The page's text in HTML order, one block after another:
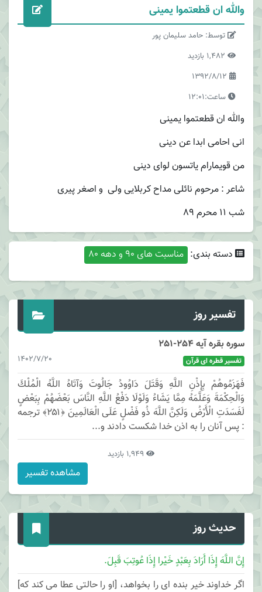
والله ان قطعتموا یمینی
توسط: حامد سلیمان پور
ساعت:12:01
والله ان قطعتموا یمینی
انی احامی ابدا عن دینی
من قویمارام یاتسون لوای دینی
شاعر : مرحوم نائلی مداح کربلایی ولی و اصغر پیری
شب 11 محرم 89
دسته بندی: مناسبت های 90 و دهه 80
تفسیر روز
سوره بقره آیه 254-251
1402/7/20 تفسیر قطره ای قرآن
فَهَزَمُوهُمْ بِإِذْنِ اللَّهِ وَقَتَلَ دَاوُودُ جَالُوتَ وَآتَاهُ اللَّهُ الْمُلْكَ
وَالْحِكْمَةَ وَعَلَّمَهُ مِمَّا يَشَاءُ وَلَوْلَا دَفْعُ اللَّهِ النَّاسَ بَعْضَهُمْ بِبَعْضٍ
لَفَسَدَتِ الْأَرْضُ وَلَكِنَّ اللَّهَ ذُو فَضْلٍ عَلَى الْعَالَمِينَ ﴿۲۵۱﴾ ترجمه
: پس آنان را به اذن خدا شكست دادند و...
مشاهده تفسیر
حدیث روز
إِنَّ اللَّهَ إِذَا أَرَادَ بِعَبْدٍ خَیْرا إِذَا عُوتِبَ قَبِلَ.
اگر خداوند خیر بنده ای را بخواهد، [او را حالتی عطا می کند که]